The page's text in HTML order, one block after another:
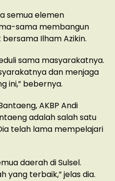
semua elemen
sama membangun
Ilham Azikin.
sama masyarakatnya.
dan menjaga
ini,” bebernya.
AKBP Andi
adalah salah satu
telah lama mempelajari
daerah di Sulsel.
yang terbaik,” jelas dia.